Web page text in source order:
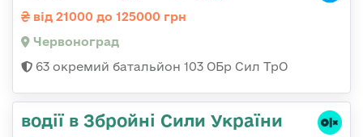
від 21000 до 125000 грн
Червоноград
63 окремий батальйон 103 ОБр Сил ТрО
водії в Збройні Сили України